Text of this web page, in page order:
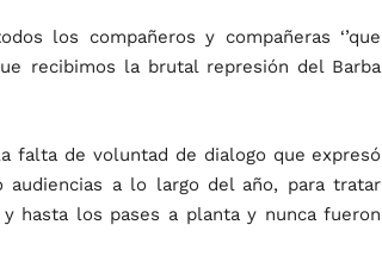
los compañeros y compañeras ‘’que
recibimos la brutal represión del Barba
falta de voluntad de dialogo que expresó
a lo largo del año, para tratar
hasta los pases a planta y nunca fueron